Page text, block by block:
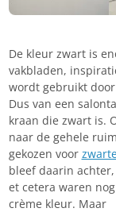
De kleur zwart is
vakbladen,
wordt gebruikt
Dus van een
kraan die zwart is.
naar de gehele
gekozen voor
bleef daarin
et cetera waren
crème kleur. Maar